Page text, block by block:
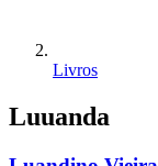
Livros
Luuanda